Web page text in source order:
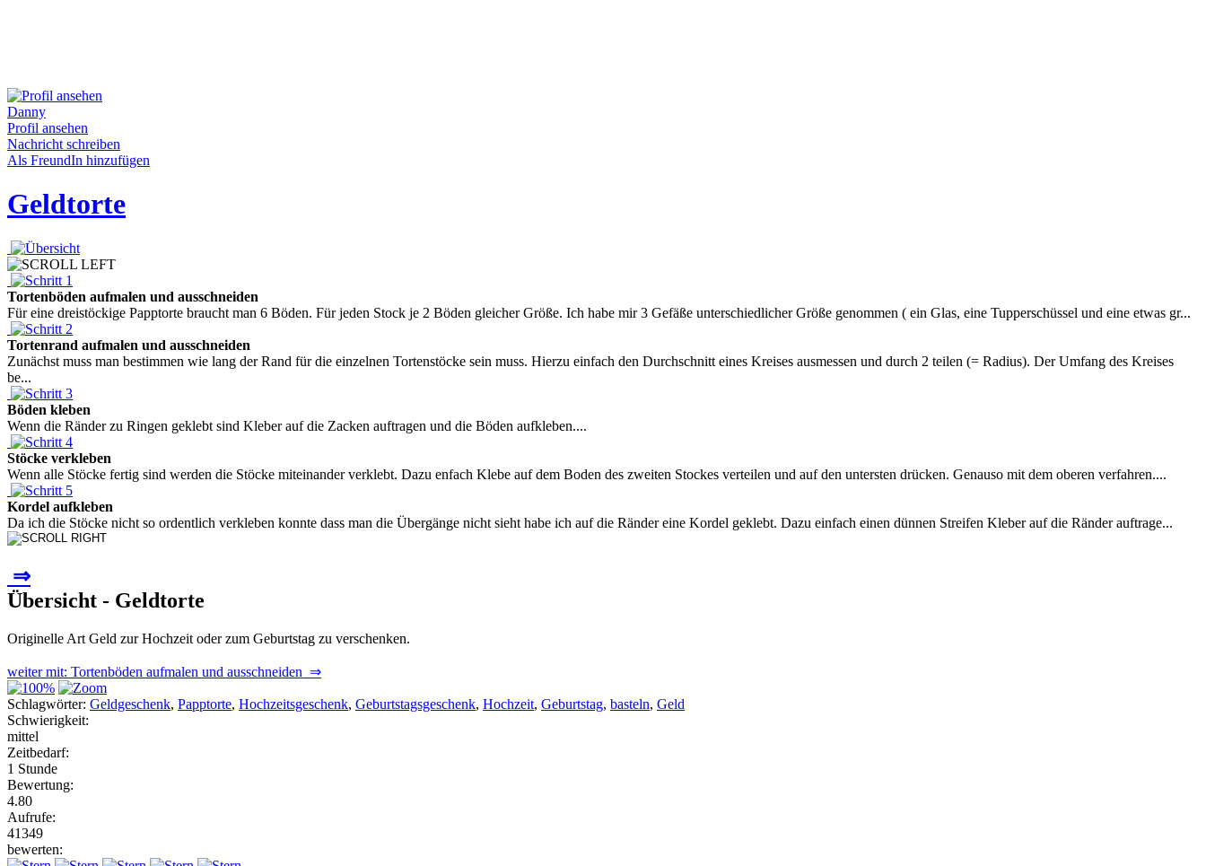
Danny
Profil ansehen
Nachricht schreiben
Als FreundIn hinzufügen
Geldtorte
Tortenböden aufmalen und ausschneiden
Für eine dreistöckige Papptorte braucht man 6 Böden. Für jeden Stock je 2 Böden gleicher Größe. Ich habe mir 3 Gefäße unterschiedlicher Größe genommen ( ein Glas, eine Tupperschüssel und eine etwas gr...
Tortenrand aufmalen und ausschneiden
Zunächst muss man bestimmen wie lang der Rand für die einzelnen Tortenstöcke sein muss. Hierzu einfach den Durchschnitt eines Kreises ausmessen und durch 2 teilen (= Radius). Der Umfang des Kreises
be...
Böden kleben
Wenn die Ränder zu Ringen geklebt sind Kleber auf die Zacken auftragen und die Böden aufkleben....
Stöcke verkleben
Wenn alle Stöcke fertig sind werden die Stöcke miteinander verklebt. Dazu enfach Klebe auf dem Boden des zweiten Stockes verteilen und auf den untersten drücken. Genauso mit dem oberen verfahren....
Kordel aufkleben
Da ich die Stöcke nicht so ordentlich verkleben konnte dass man die Übergänge nicht sieht habe ich auf die Ränder eine Kordel geklebt. Dazu einfach einen dünnen Streifen Kleber auf die Ränder auftrage...
⇒
Übersicht - Geldtorte
Originelle Art Geld zur Hochzeit oder zum Geburtstag zu verschenken.
weiter mit: Tortenböden aufmalen und ausschneiden ⇒
Schlagwörter: Geldgeschenk, Papptorte, Hochzeitsgeschenk, Geburtstagsgeschenk, Hochzeit, Geburtstag, basteln, Geld
Schwierigkeit:
mittel
Zeitbedarf:
1 Stunde
Bewertung:
4.80
Aufrufe:
41349
bewerten: